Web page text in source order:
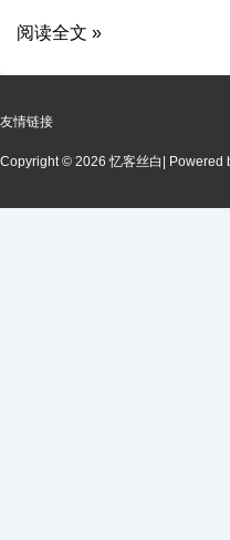
阅读全文 »
友情链接
Copyright © 2026 忆客丝白 | Powered